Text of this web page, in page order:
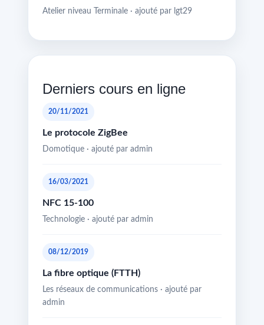
Atelier niveau Terminale · ajouté par lgt29
Derniers cours en ligne
20/11/2021
Le protocole ZigBee
Domotique · ajouté par admin
16/03/2021
NFC 15-100
Technologie · ajouté par admin
08/12/2019
La fibre optique (FTTH)
Les réseaux de communications · ajouté par
admin